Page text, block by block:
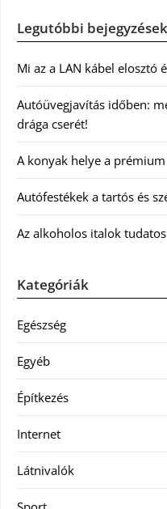
Legutóbbi bejegyzések
Mi az a LAN kábel elosztó
Autóüvegjavítás időben:
drága cserét!
A konyak helye a
Autófestékek a tartós és
Az alkoholos italok
Kategóriák
Egészség
Egyéb
Építkezés
Internet
Látnivalók